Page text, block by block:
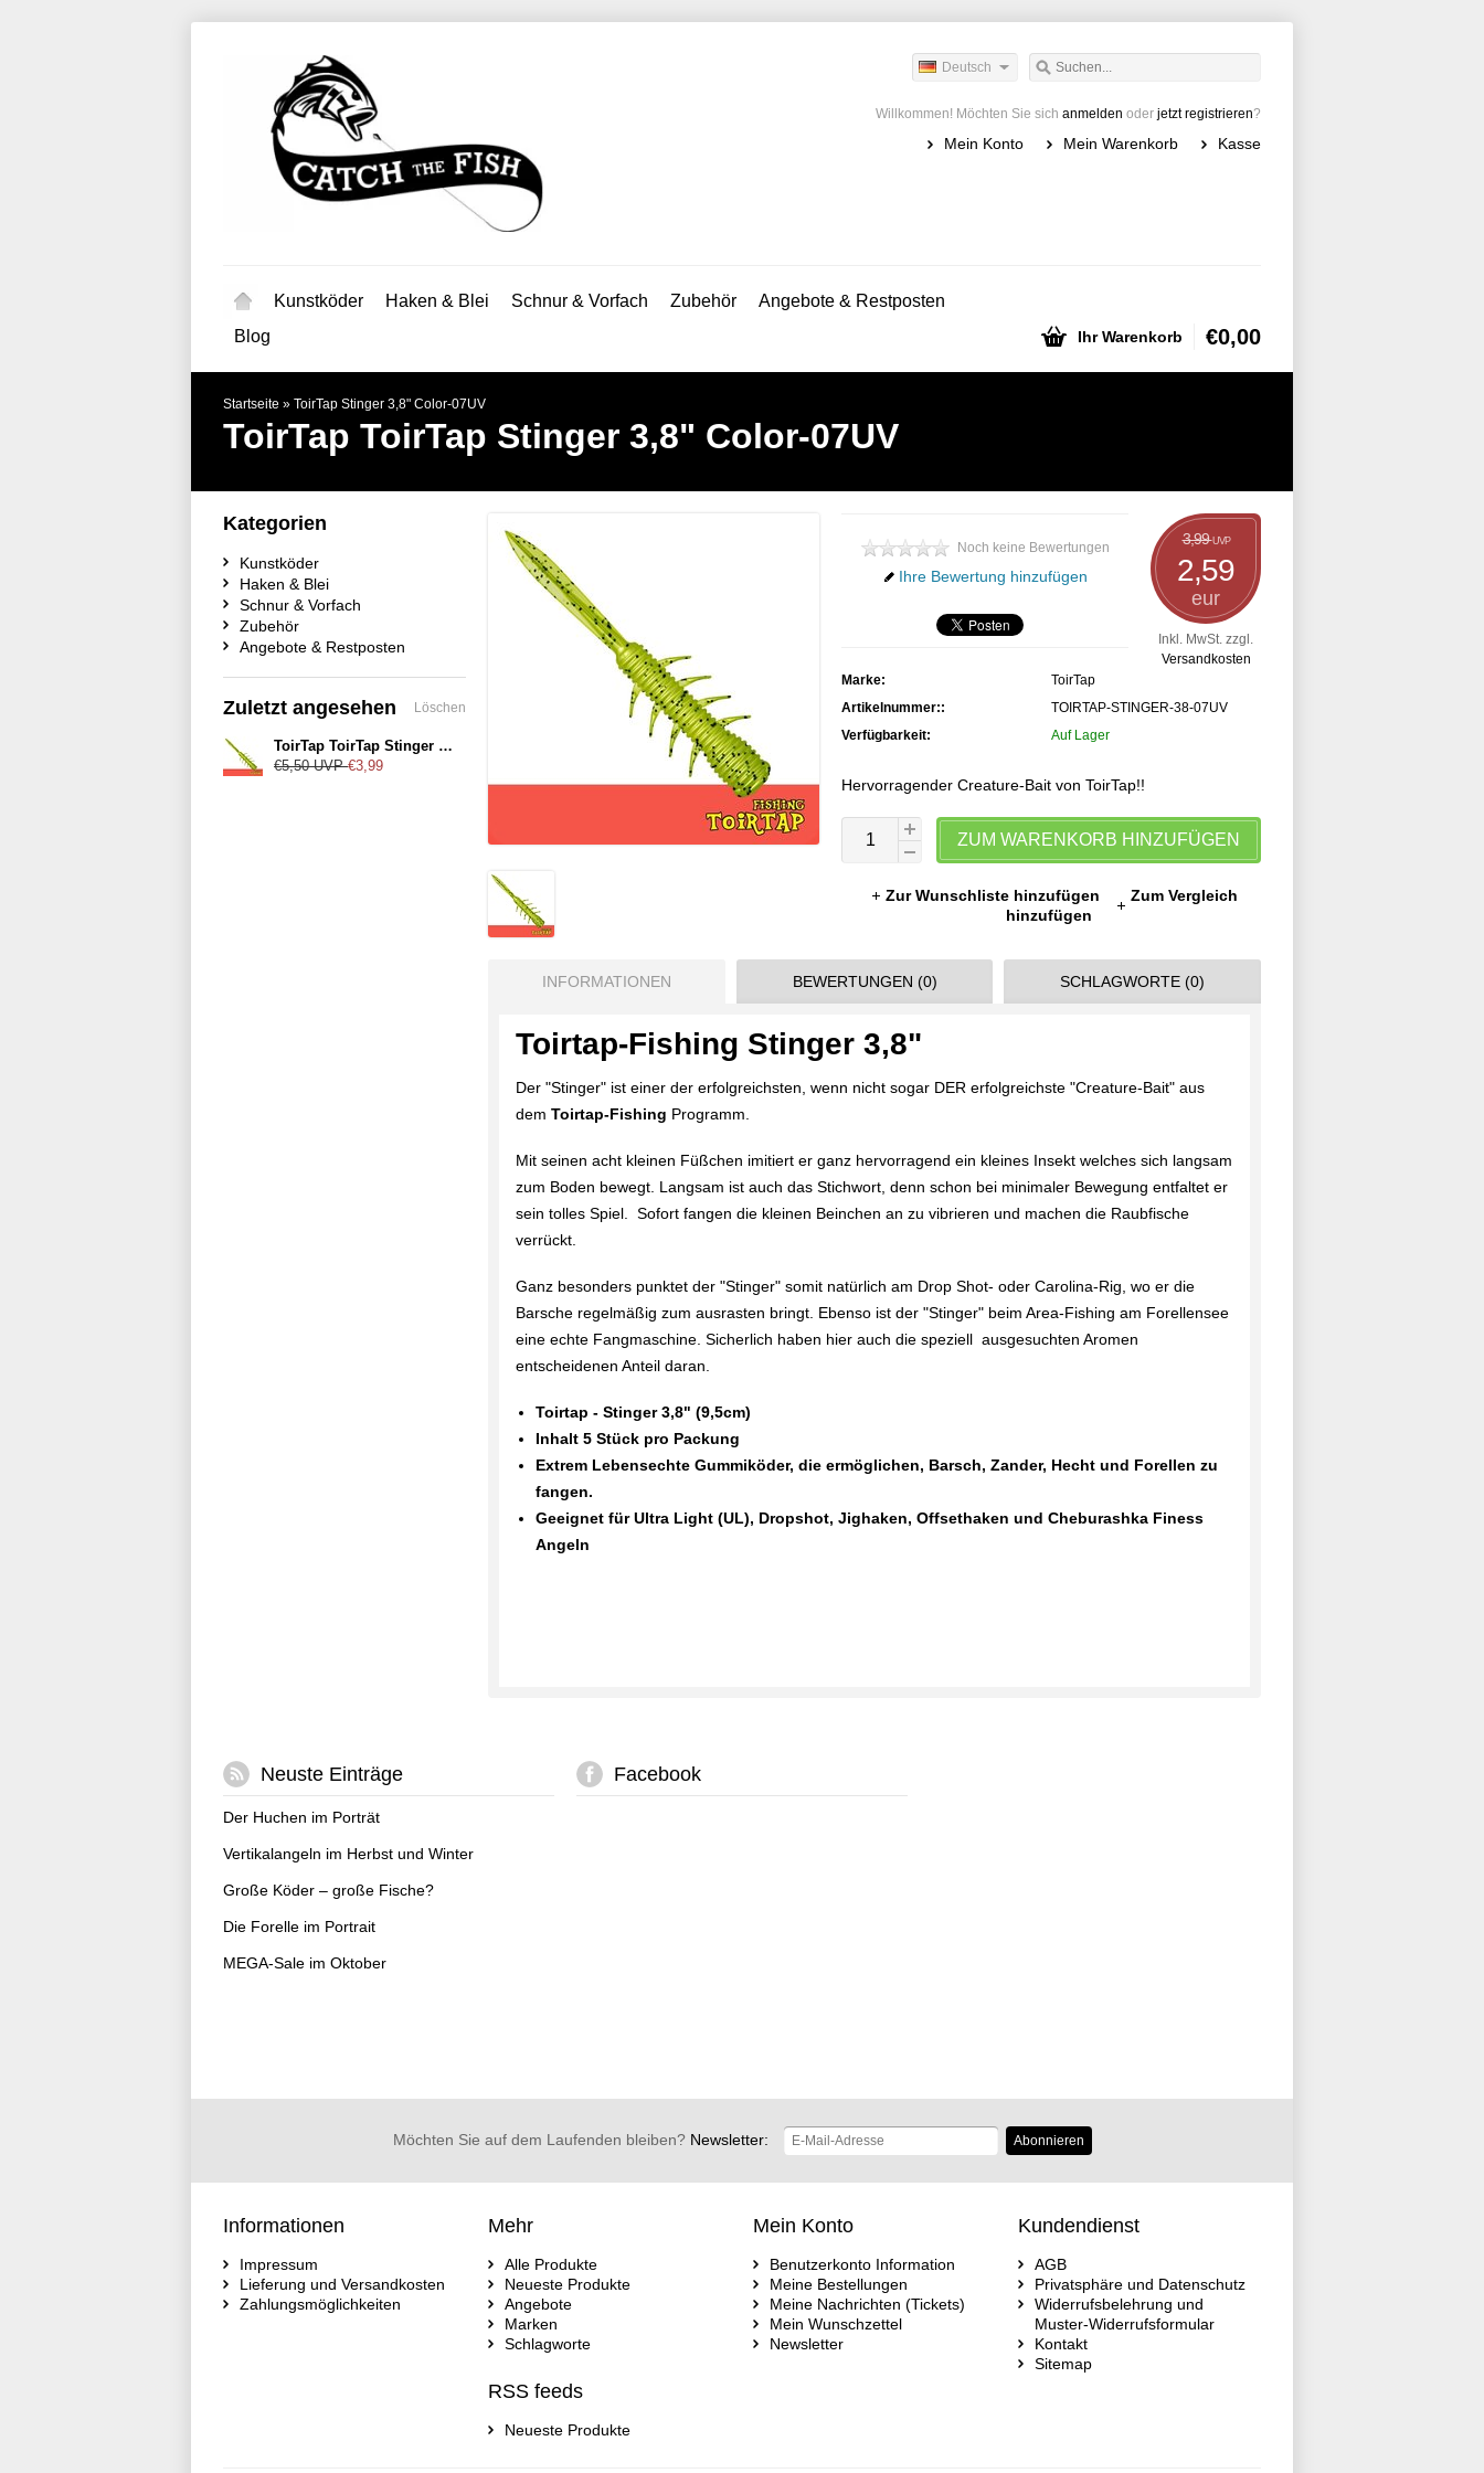
Deutsch
Willkommen! Möchten Sie sich anmelden oder jetzt registrieren?
Mein Konto Mein Warenkorb Kasse
Kunstköder Haken & Blei Schnur & Vorfach Zubehör
Angebote & Restposten
Blog
Ihr Warenkorb €0,00
Startseite » ToirTap Stinger 3,8" Color-07UV
ToirTap ToirTap Stinger 3,8" Color-07UV
3,99UVP
2,59
eur
Inkl. MwSt. zzgl.
Versandkosten
Noch keine Bewertungen
Ihre Bewertung hinzufügen
Marke:
ToirTap
Artikelnummer::
TOIRTAP-STINGER-38-07UV
Verfügbarkeit:
Auf Lager
Hervorragender Creature-Bait von ToirTap!!
ZUM WARENKORB HINZUFÜGEN
Zur Wunschliste hinzufügen
Zum Vergleich
hinzufügen
INFORMATIONEN BEWERTUNGEN (0) SCHLAGWORTE (0)
Toirtap-Fishing Stinger 3,8"
Der "Stinger" ist einer der erfolgreichsten, wenn nicht sogar DER erfolgreichste "Creature-Bait" aus
dem Toirtap-Fishing Programm.
Mit seinen acht kleinen Füßchen imitiert er ganz hervorragend ein kleines Insekt welches sich langsam
zum Boden bewegt. Langsam ist auch das Stichwort, denn schon bei minimaler Bewegung entfaltet er
sein tolles Spiel. Sofort fangen die kleinen Beinchen an zu vibrieren und machen die Raubfische
verrückt.
Ganz besonders punktet der "Stinger" somit natürlich am Drop Shot- oder Carolina-Rig, wo er die
Barsche regelmäßig zum ausrasten bringt. Ebenso ist der "Stinger" beim Area-Fishing am Forellensee
eine echte Fangmaschine. Sicherlich haben hier auch die speziell ausgesuchten Aromen
entscheidenen Anteil daran.
Toirtap - Stinger 3,8" (9,5cm)
Inhalt 5 Stück pro Packung
Extrem Lebensechte Gummiköder, die ermöglichen, Barsch, Zander, Hecht und Forellen zu
fangen.
Geeignet für Ultra Light (UL), Dropshot, Jighaken, Offsethaken und Cheburashka Finess
Angeln
Kategorien
Kunstköder
Haken & Blei
Schnur & Vorfach
Zubehör
Angebote & Restposten
Zuletzt angesehen Löschen
ToirTap ToirTap Stinger 3,8" Color-07UV
€5,50UVP €3,99
Neuste Einträge
Der Huchen im Porträt
Vertikalangeln im Herbst und Winter
Große Köder – große Fische?
Die Forelle im Portrait
MEGA-Sale im Oktober
Facebook
Möchten Sie auf dem Laufenden bleiben?Newsletter: Abonnieren
Informationen
Impressum
Lieferung und Versandkosten
Zahlungsmöglichkeiten
Mehr
Alle Produkte
Neueste Produkte
Angebote
Marken
Schlagworte
RSS feeds
Neueste Produkte
Mein Konto
Benutzerkonto Information
Meine Bestellungen
Meine Nachrichten (Tickets)
Mein Wunschzettel
Newsletter
Kundendienst
AGB
Privatsphäre und Datenschutz
Widerrufsbelehrung und
Muster-Widerrufsformular
Kontakt
Sitemap